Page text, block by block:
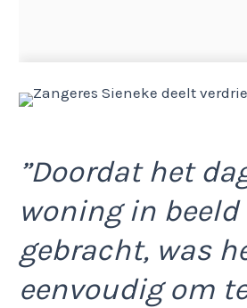
”Doordat het
woning in beeld
gebracht, was
eenvoudig om